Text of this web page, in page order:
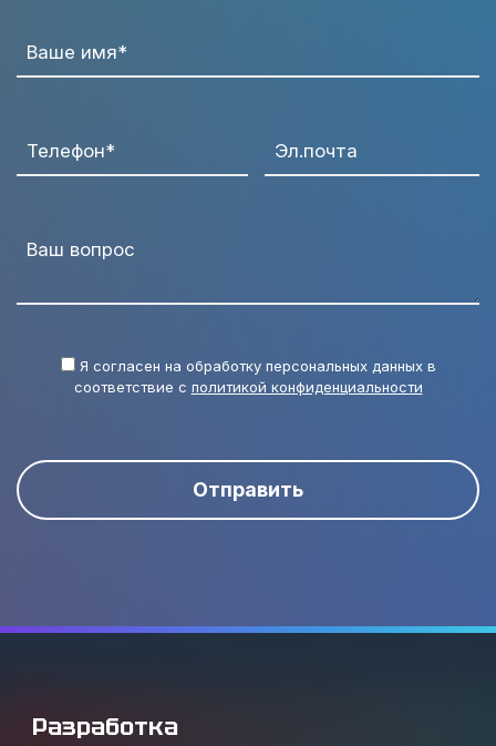
Ваше имя*
Телефон* Эл.почта
Ваш вопрос
Я согласен на обработку персональных данных в
соответствие с политикой конфиденциальности
Отправить
Разработка